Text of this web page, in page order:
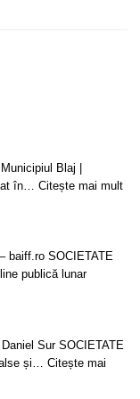
Blaj |
în… Citește mai mult
baiff.ro SOCIETATE
publică lunar
Sur SOCIETATE
și… Citește mai